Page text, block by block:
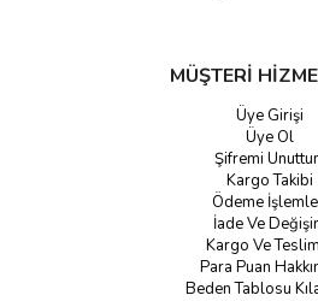
MÜŞTERİ
Üye Girişi
Üye Ol
Şifremi
Kargo Takibi
Ödeme
İade Ve
Kargo Ve
Para Puan
Beden Tablosu